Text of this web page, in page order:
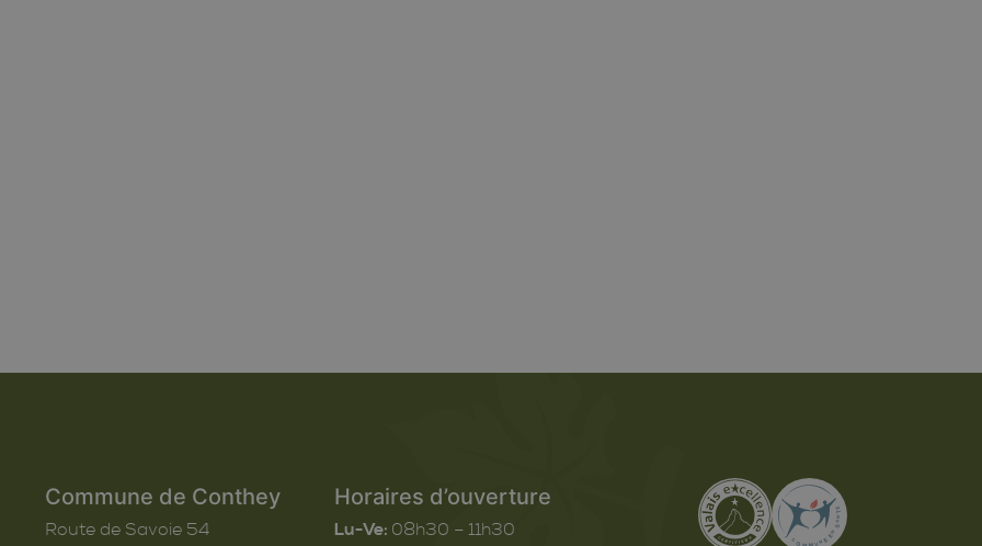
Commune de Conthey
Route de Savoie 54
Horaires d’ouverture
Lu-Ve: 08h30 – 11h30